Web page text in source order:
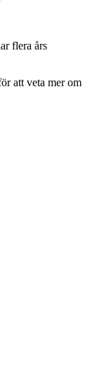
flera års
att veta mer om